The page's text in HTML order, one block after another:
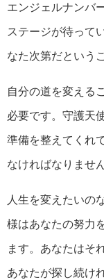
エンジェルナンバ
ステージが待って
なた次第だという
自分の道を変える
必要です。守護天
準備を整えてくれ
なければなりません
人生を変えたいの
様はあなたの努力
ます。あなたはそ
あなたが探し続け